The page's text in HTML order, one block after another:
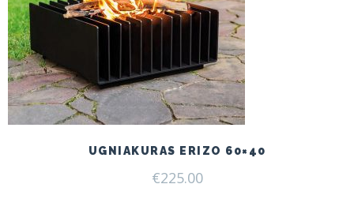
UGNIAKURAS ERIZO 60×40
€225.00